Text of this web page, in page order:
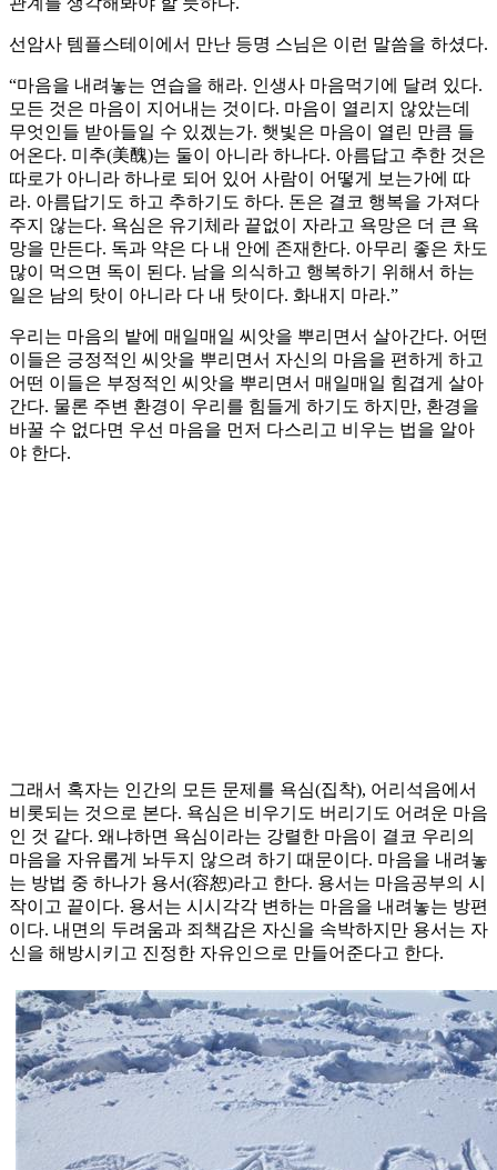
선암사 템플스테이에서 만난 등명 스님은 이런 말씀을 하셨다.
“마음을 내려놓는 연습을 해라. 인생사 마음먹기에 달려 있다.
모든 것은 마음이 지어내는 것이다. 마음이 열리지 않았는데
무엇인들 받아들일 수 있겠는가. 햇빛은 마음이 열린 만큼 들
어온다. 미추(美醜)는 둘이 아니라 하나다. 아름답고 추한 것은
따로가 아니라 하나로 되어 있어 사람이 어떻게 보는가에 따
라. 아름답기도 하고 추하기도 하다. 돈은 결코 행복을 가져다
주지 않는다. 욕심은 유기체라 끝없이 자라고 욕망은 더 큰 욕
망을 만든다. 독과 약은 다 내 안에 존재한다. 아무리 좋은 차도
많이 먹으면 독이 된다. 남을 의식하고 행복하기 위해서 하는
일은 남의 탓이 아니라 다 내 탓이다. 화내지 마라.”
우리는 마음의 밭에 매일매일 씨앗을 뿌리면서 살아간다. 어떤
이들은 긍정적인 씨앗을 뿌리면서 자신의 마음을 편하게 하고
어떤 이들은 부정적인 씨앗을 뿌리면서 매일매일 힘겹게 살아
간다. 물론 주변 환경이 우리를 힘들게 하기도 하지만, 환경을
바꿀 수 없다면 우선 마음을 먼저 다스리고 비우는 법을 알아
야 한다.
그래서 혹자는 인간의 모든 문제를 욕심(집착), 어리석음에서
비롯되는 것으로 본다. 욕심은 비우기도 버리기도 어려운 마음
인 것 같다. 왜냐하면 욕심이라는 강렬한 마음이 결코 우리의
마음을 자유롭게 놔두지 않으려 하기 때문이다. 마음을 내려놓
는 방법 중 하나가 용서(容恕)라고 한다. 용서는 마음공부의 시
작이고 끝이다. 용서는 시시각각 변하는 마음을 내려놓는 방편
이다. 내면의 두려움과 죄책감은 자신을 속박하지만 용서는 자
신을 해방시키고 진정한 자유인으로 만들어준다고 한다.